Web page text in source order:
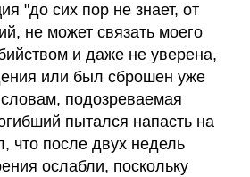
"до сих пор не знает, от
не может связать моего
и даже не уверена,
или был сброшен уже
подозреваемая
пытался напасть на
что после двух недель
ослабли, поскольку